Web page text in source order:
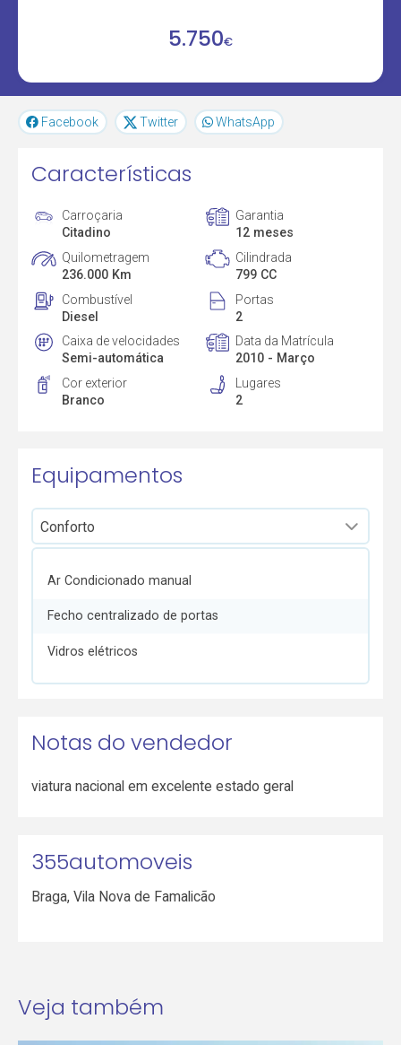
5.750€
Facebook Twitter WhatsApp
Características
Carroçaria
Citadino
Garantia
12 meses
Quilometragem
236.000 Km
Cilindrada
799 CC
Combustível
Diesel
Portas
2
Caixa de velocidades
Semi-automática
Data da Matrícula
2010 - Março
Cor exterior
Branco
Lugares
2
Equipamentos
Ar Condicionado manual
Fecho centralizado de portas
Vidros elétricos
Notas do vendedor
viatura nacional em excelente estado geral
355automoveis
Braga,Vila Nova de Famalicão
Veja também